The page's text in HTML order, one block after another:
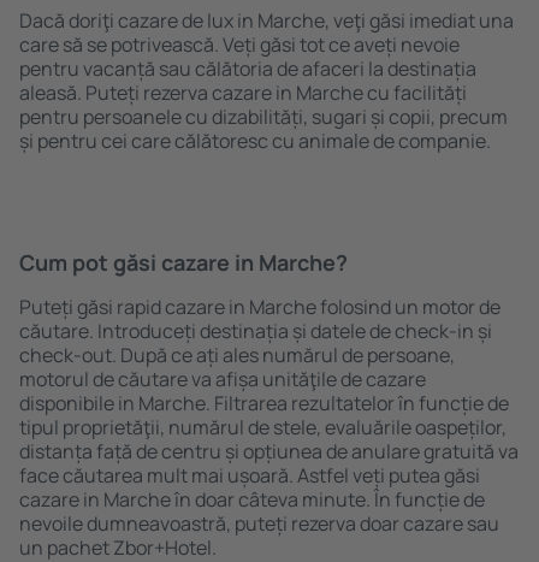
Dacă doriţi cazare de lux in Marche, veţi găsi imediat una
care să se potrivească. Veți găsi tot ce aveți nevoie
pentru vacanță sau călătoria de afaceri la destinația
aleasă. Puteți rezerva cazare in Marche cu facilități
pentru persoanele cu dizabilități, sugari și copii, precum
și pentru cei care călătoresc cu animale de companie.
Cum pot găsi cazare in Marche?
Puteți găsi rapid cazare in Marche folosind un motor de
căutare. Introduceți destinația și datele de check-in și
check-out. După ce ați ales numărul de persoane,
motorul de căutare va afișa unităţile de cazare
disponibile in Marche. Filtrarea rezultatelor în funcție de
tipul proprietăţii, numărul de stele, evaluările oaspeților,
distanța față de centru și opțiunea de anulare gratuită va
face căutarea mult mai ușoară. Astfel veți putea găsi
cazare in Marche în doar câteva minute. În funcție de
nevoile dumneavoastră, puteți rezerva doar cazare sau
un pachet Zbor+Hotel.